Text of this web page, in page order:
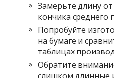
Замерьте длину
кончика среднего
Попробуйте
на бумаге и
таблицах
Обратите
слишком длинные